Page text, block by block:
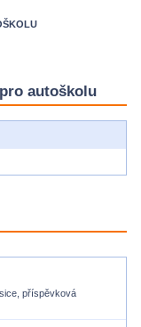
autoškolu
příspěvková